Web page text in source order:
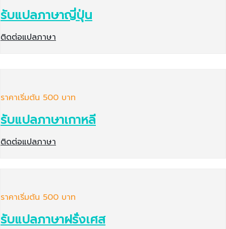
รับแปลภาษาญี่ปุ่น
ติดต่อแปลภาษา
ราคาเริ่มต้น 500 บาท
รับแปลภาษาเกาหลี
ติดต่อแปลภาษา
ราคาเริ่มต้น 500 บาท
รับแปลภาษาฝรั่งเศส